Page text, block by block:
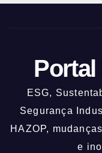
Portal
ESG,
Segurança
HAZOP,
e